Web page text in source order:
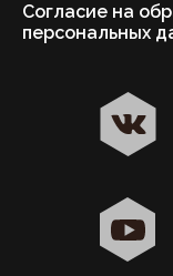
Согласие на
персональных